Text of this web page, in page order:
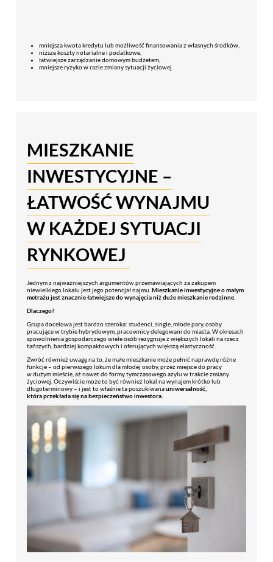
mniejsza kwota kredytu lub możliwość finansowania z własnych środków,
niższe koszty notarialne i podatkowe,
łatwiejsze zarządzanie domowym budżetem,
mniejsze ryzyko w razie zmiany sytuacji życiowej.
MIESZKANIE
INWESTYCYJNE –
ŁATWOŚĆ WYNAJMU
W KAŻDEJ SYTUACJI
RYNKOWEJ
Jednym z najważniejszych argumentów przemawiających za zakupem
niewielkiego lokalu jest jego potencjał najmu. Mieszkanie inwestycyjne o małym
metrażu jest znacznie łatwiejsze do wynajęcia niż duże mieszkanie rodzinne.
Dlaczego?
Grupa docelowa jest bardzo szeroka: studenci, single, młode pary, osoby
pracujące w trybie hybrydowym, pracownicy delegowani do miasta. W okresach
spowolnienia gospodarczego wiele osób rezygnuje z większych lokali na rzecz
tańszych, bardziej kompaktowych i oferujących większą elastyczność.
Zwróć również uwagę na to, że małe mieszkanie może pełnić naprawdę różne
funkcje – od pierwszego lokum dla młodej osoby, przez miejsce do pracy
w dużym mieście, aż nawet do formy tymczasowego azylu w trakcie zmiany
życiowej. Oczywiście może to być również lokal na wynajem krótko lub
długoterminowy – i jest to właśnie ta poszukiwanauniwersalność,
która przekłada się na bezpieczeństwo inwestora.